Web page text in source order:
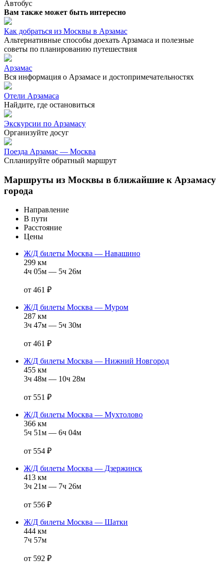
Автобус
Вам также может быть интересно
Как добраться из Москвы в Арзамас
Альтернативные способы доехать Арзамаса и полезные
советы по планированию путешествия
Арзамас
Вся информация о Арзамасе и достопримечательностях
Отели Арзамаса
Найдите, где остановиться
Экскурсии по Арзамасу
Организуйте досуг
Поезда Арзамас — Москва
Спланируйте обратный маршрут
Маршруты из Москвы в ближайшие к Арзамасу
города
Направление
В пути
Расстояние
Цены
Ж/Д билеты Москва — Навашино
299 км
4ч 05м — 5ч 26м
от 461 ₽
Ж/Д билеты Москва — Муром
287 км
3ч 47м — 5ч 30м
от 461 ₽
Ж/Д билеты Москва — Нижний Новгород
455 км
3ч 48м — 10ч 28м
от 551 ₽
Ж/Д билеты Москва — Мухтолово
366 км
5ч 51м — 6ч 04м
от 554 ₽
Ж/Д билеты Москва — Дзержинск
413 км
3ч 21м — 7ч 26м
от 556 ₽
Ж/Д билеты Москва — Шатки
444 км
7ч 57м
от 592 ₽